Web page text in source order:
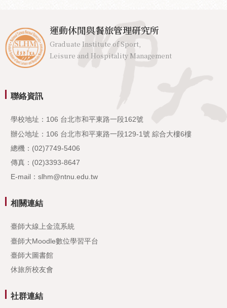
運動休閒與餐旅管理研究所
Graduate Institute of Sport,
Leisure and Hospitality Management
聯絡資訊
學校地址：106 台北市和平東路一段162號
辦公地址：106 台北市和平東路一段129-1號 綜合大樓6樓
總機：(02)7749-5406
傳真：(02)3393-8647
E-mail：slhm@ntnu.edu.tw
相關連結
臺師大線上金流系統
臺師大Moodle數位學習平台
臺師大圖書館
休旅所校友會
社群連結